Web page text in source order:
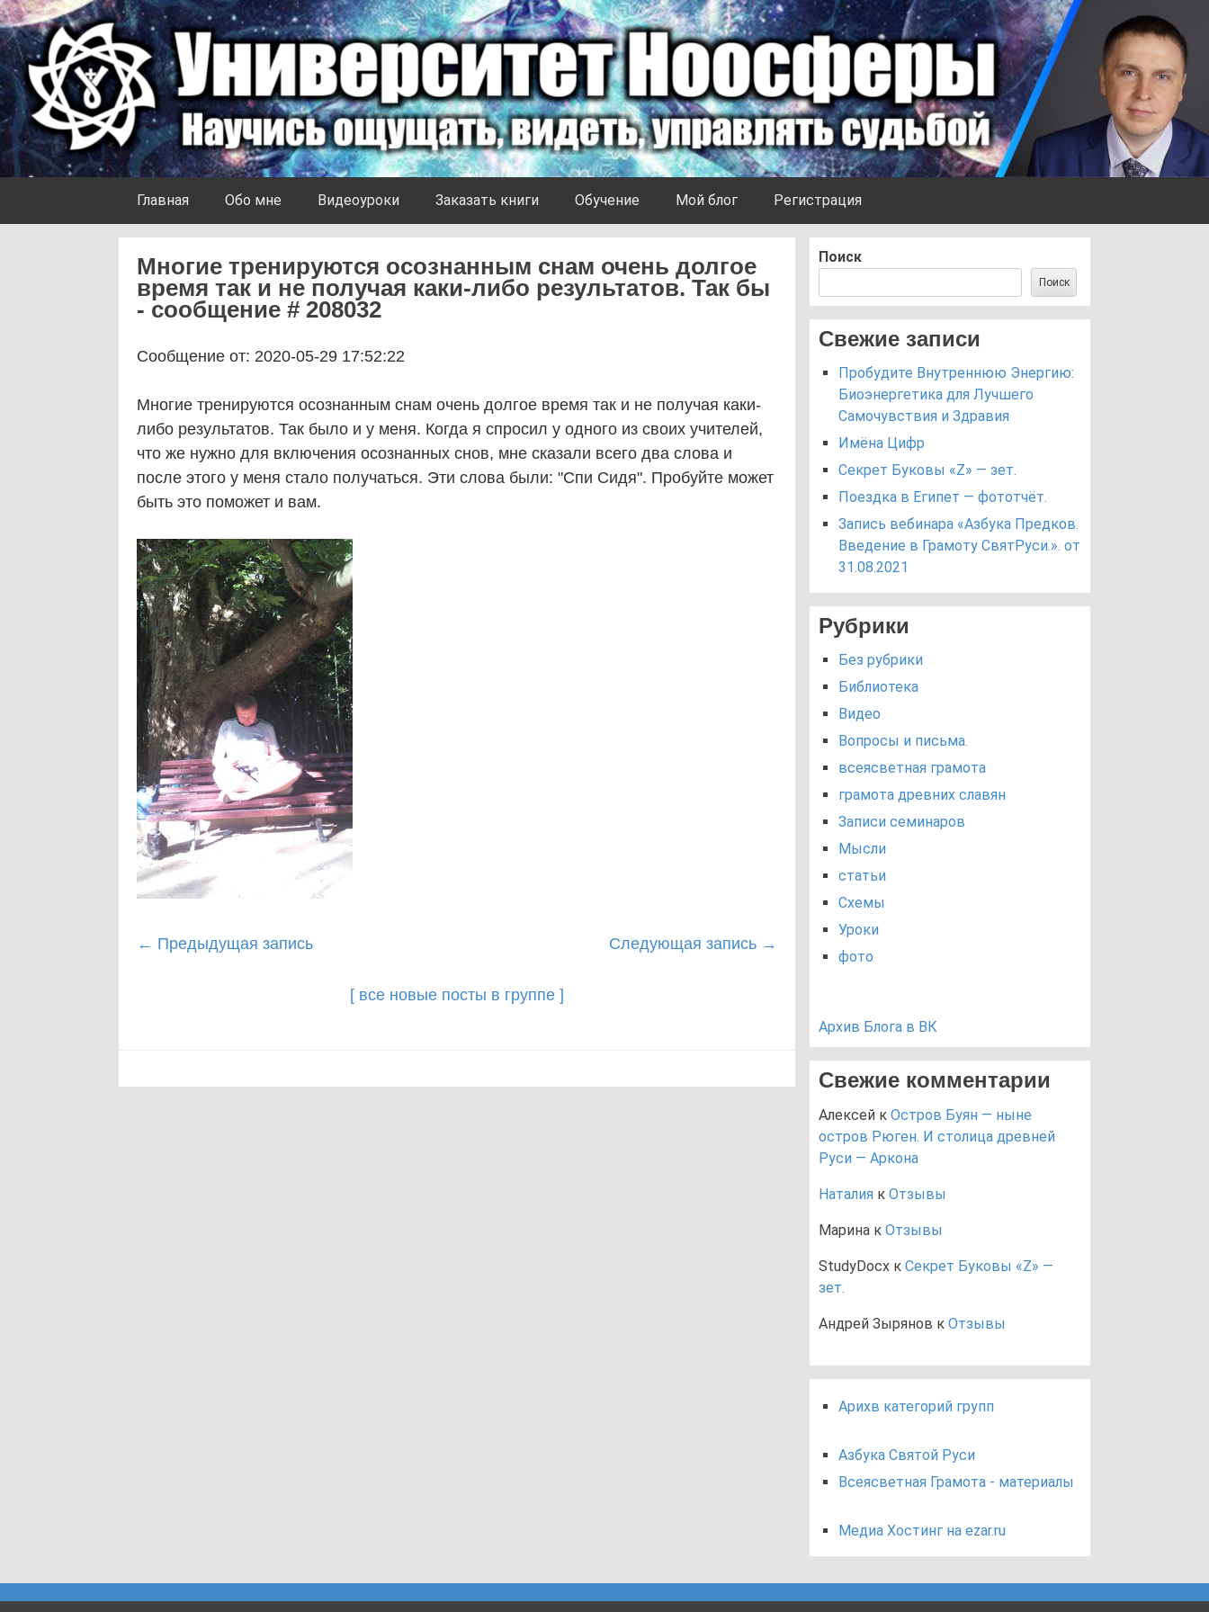
Университет Ноосферы
Главная Обо мне Видеоуроки Заказать книги Обучение Мой блог Регистрация
Многие тренируются осознанным снам очень долгое
время так и не получая каки-либо результатов. Так бы
- сообщение # 208032
Сообщение от: 2020-05-29 17:52:22
Многие тренируются осознанным снам очень долгое время так и не получая каки-
либо результатов. Так было и у меня. Когда я спросил у одного из своих учителей,
что же нужно для включения осознанных снов, мне сказали всего два слова и
после этого у меня стало получаться. Эти слова были: "Спи Сидя". Пробуйте может
быть это поможет и вам.
Post
← Предыдущая запись Следующая запись →
[ все новые посты в группе ]
Поиск
Поиск
Свежие записи
Пробудите Внутреннюю Энергию:
Биоэнергетика для Лучшего
Самочувствия и Здравия
Имёна Цифр
Секрет Буковы «Z» — зет.
Поездка в Египет — фототчёт.
Запись вебинара «Азбука Предков.
Введение в Грамоту СвятРуси.». от
31.08.2021
Рубрики
Без рубрики
Библиотека
Видео
Вопросы и письма.
всеясветная грамота
грамота древних славян
Записи семинаров
Мысли
статьи
Схемы
Уроки
фото
Архив Блога в ВК
Свежие комментарии
Алексей к Остров Буян — ныне
остров Рюген. И столица древней
Руси — Аркона
Наталия к Отзывы
Марина к Отзывы
StudyDocx к Секрет Буковы «Z» —
зет.
Андрей Зырянов к Отзывы
Арихв категорий групп
Азбука Святой Руси
Всеясветная Грамота - материалы
Медиа Хостинг на ezar.ru